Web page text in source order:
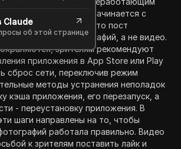
Claude
об этой странице
в TikTok. Учебник начинается с
TikTok и проверки, что пост
выбранных фотографий, а не видео.
зрителям рекомендуют
приложения в App Store или Play
сброс сети, переключив режим
методы устранения неполадок
кэша приложения, его перезапуск, а
- переустановку приложения. В
шаги направлены на то, чтобы
работала правильно. Видео
к зрителям поставить лайк и